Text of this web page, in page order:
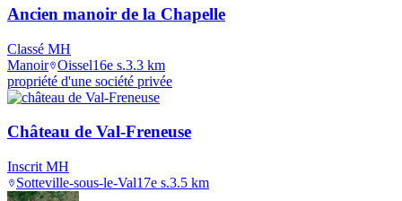
Ancien manoir de la Chapelle
Classé MH
Manoir Oissel16e s.3.3 km
propriété d'une société privée
Château de Val-Freneuse
Inscrit MH
Sotteville-sous-le-Val17e s.3.5 km